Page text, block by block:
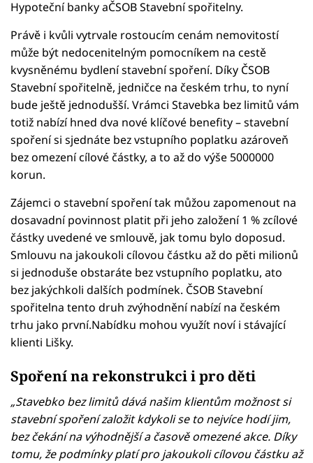
Hypoteční banky aČSOB Stavební spořitelny.
Právě i kvůli vytrvale rostoucím cenám nemovitostí
může být nedocenitelným pomocníkem na cestě
kvysněnému bydlení stavební spoření. Díky ČSOB
Stavební spořitelně, jedničce na českém trhu, to nyní
bude ještě jednodušší. Vrámci Stavebka bez limitů vám
totiž nabízí hned dva nové klíčové benefity – stavební
spoření si sjednáte bez vstupního poplatku azároveň
bez omezení cílové částky, a to až do výše 5000000
korun.
Zájemci o stavební spoření tak můžou zapomenout na
dosavadní povinnost platit při jeho založení 1 % zcílové
částky uvedené ve smlouvě, jak tomu bylo doposud.
Smlouvu na jakoukoli cílovou částku až do pěti milionů
si jednoduše obstaráte bez vstupního poplatku, ato
bez jakýchkoli dalších podmínek. ČSOB Stavební
spořitelna tento druh zvýhodnění nabízí na českém
trhu jako první.Nabídku mohou využít noví i stávající
klienti Lišky.
Spoření na rekonstrukci i pro děti
„Stavebko bez limitů dává našim klientům možnost si
stavební spoření založit kdykoli se to nejvíce hodí jim,
bez čekání na výhodnější a časově omezené akce. Díky
tomu, že podmínky platí pro jakoukoli cílovou částku až